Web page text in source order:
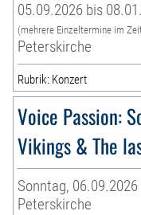
05.09.2026 bis
(mehrere Einzeltermine im
Peterskirche
Rubrik: Konzert
Voice Passion:
Vikings & The
Sonntag,
Peterskirche